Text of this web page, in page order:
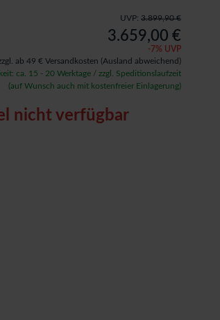
UVP: 3.899,90 €
3.659,00 €
-7% UVP
ab 49 € Versandkosten (Ausland abweichend)
ca. 15 - 20 Werktage / zzgl. Speditionslaufzeit
(auf Wunsch auch mit kostenfreier Einlagerung)
nicht verfügbar